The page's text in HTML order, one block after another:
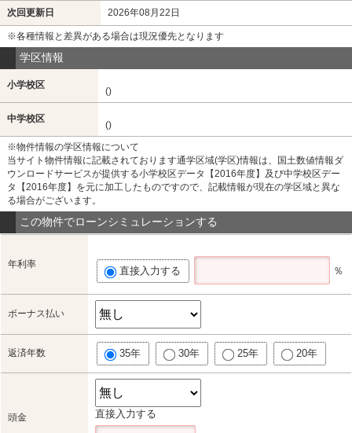
次回更新日 2026年08月22日
※各種情報と差異がある場合は現況優先となります
学区情報
小学校区
()
中学校区
()
※物件情報の学区情報について
当サイト物件情報に記載されております通学区域(学区)情報は、国土数値情報ダ
ウンロードサービスが提供する小学校区データ【2016年度】及び中学校区デー
タ【2016年度】を元に加工したものですので、記載情報が現在の学区域と異な
る場合がございます。
この物件でローンシミュレーションする
年利率
直接入力する ％
ボーナス払い
返済年数 35年 30年 25年 20年
頭金 直接入力する